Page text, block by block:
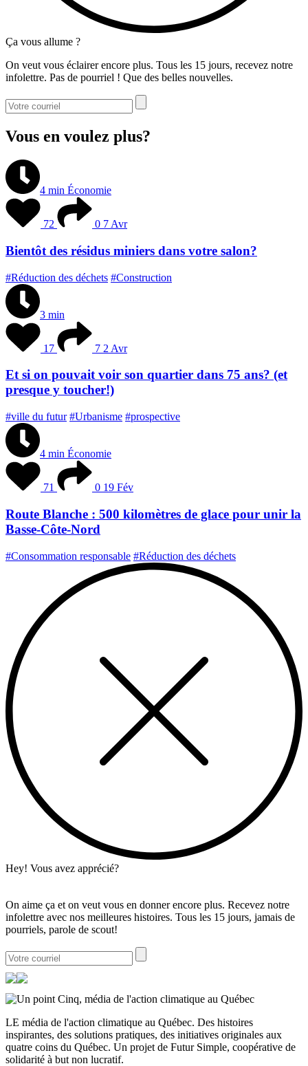
Ça vous allume ?
On veut vous éclairer encore plus. Tous les 15 jours, recevez notre
infolettre. Pas de pourriel ! Que des belles nouvelles.
Vous en voulez plus?
4 min Économie
72 0 7 Avr
Bientôt des résidus miniers dans votre salon?
#Réduction des déchets #Construction
3 min
17 7 2 Avr
Et si on pouvait voir son quartier dans 75 ans? (et
presque y toucher!)
#ville du futur #Urbanisme #prospective
4 min Économie
71 0 19 Fév
Route Blanche : 500 kilomètres de glace pour unir la
Basse-Côte-Nord
#Consommation responsable #Réduction des déchets
Hey! Vous avez apprécié?
On aime ça et on veut vous en donner encore plus. Recevez notre
infolettre avec nos meilleures histoires. Tous les 15 jours, jamais de
pourriels, parole de scout!
LE média de l'action climatique au Québec. Des histoires
inspirantes, des solutions pratiques, des initiatives originales aux
quatre coins du Québec. Un projet de Futur Simple, coopérative de
solidarité à but non lucratif.